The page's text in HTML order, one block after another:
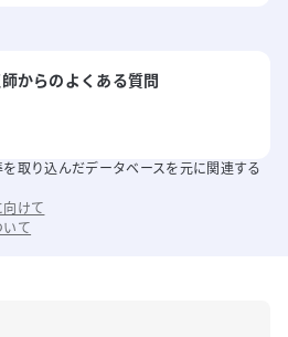
からのよくある質問
取り込んだデータベースを元に関連する
けて
いて